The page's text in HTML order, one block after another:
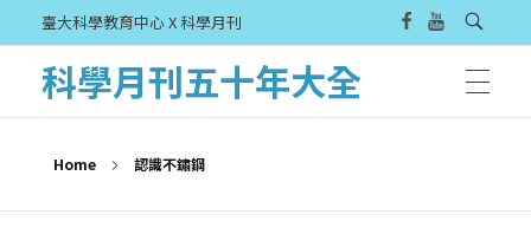
臺大科學教育中心 X 科學月刊
科學月刊五十年大全
Home 認識不鏽鋼